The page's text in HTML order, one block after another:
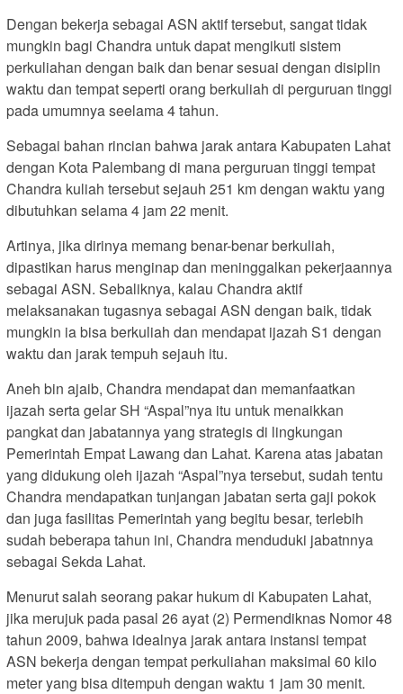
Dengan bekerja sebagai ASN aktif tersebut, sangat tidak
mungkin bagi Chandra untuk dapat mengikuti sistem
perkuliahan dengan baik dan benar sesuai dengan disiplin
waktu dan tempat seperti orang berkuliah di perguruan tinggi
pada umumnya seelama 4 tahun.
Sebagai bahan rincian bahwa jarak antara Kabupaten Lahat
dengan Kota Palembang di mana perguruan tinggi tempat
Chandra kuliah tersebut sejauh 251 km dengan waktu yang
dibutuhkan selama 4 jam 22 menit.
Artinya, jika dirinya memang benar-benar berkuliah,
dipastikan harus menginap dan meninggalkan pekerjaannya
sebagai ASN. Sebaliknya, kalau Chandra aktif
melaksanakan tugasnya sebagai ASN dengan baik, tidak
mungkin ia bisa berkuliah dan mendapat ijazah S1 dengan
waktu dan jarak tempuh sejauh itu.
Aneh bin ajaib, Chandra mendapat dan memanfaatkan
ijazah serta gelar SH “Aspal”nya itu untuk menaikkan
pangkat dan jabatannya yang strategis di lingkungan
Pemerintah Empat Lawang dan Lahat. Karena atas jabatan
yang didukung oleh ijazah “Aspal”nya tersebut, sudah tentu
Chandra mendapatkan tunjangan jabatan serta gaji pokok
dan juga fasilitas Pemerintah yang begitu besar, terlebih
sudah beberapa tahun ini, Chandra menduduki jabatnnya
sebagai Sekda Lahat.
Menurut salah seorang pakar hukum di Kabupaten Lahat,
jika merujuk pada pasal 26 ayat (2) Permendiknas Nomor 48
tahun 2009, bahwa idealnya jarak antara instansi tempat
ASN bekerja dengan tempat perkuliahan maksimal 60 kilo
meter yang bisa ditempuh dengan waktu 1 jam 30 menit.